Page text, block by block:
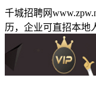
千城招聘网
历，企业可直招本地